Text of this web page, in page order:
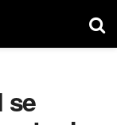
se